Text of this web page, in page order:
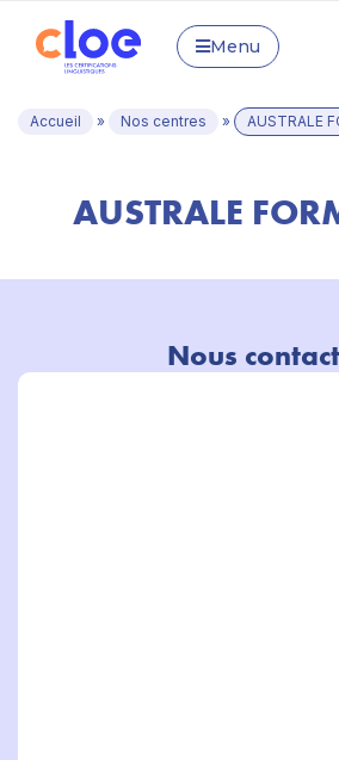
Menu
Accueil » Nos centres » AUSTRALE
AUSTRALE
Nous